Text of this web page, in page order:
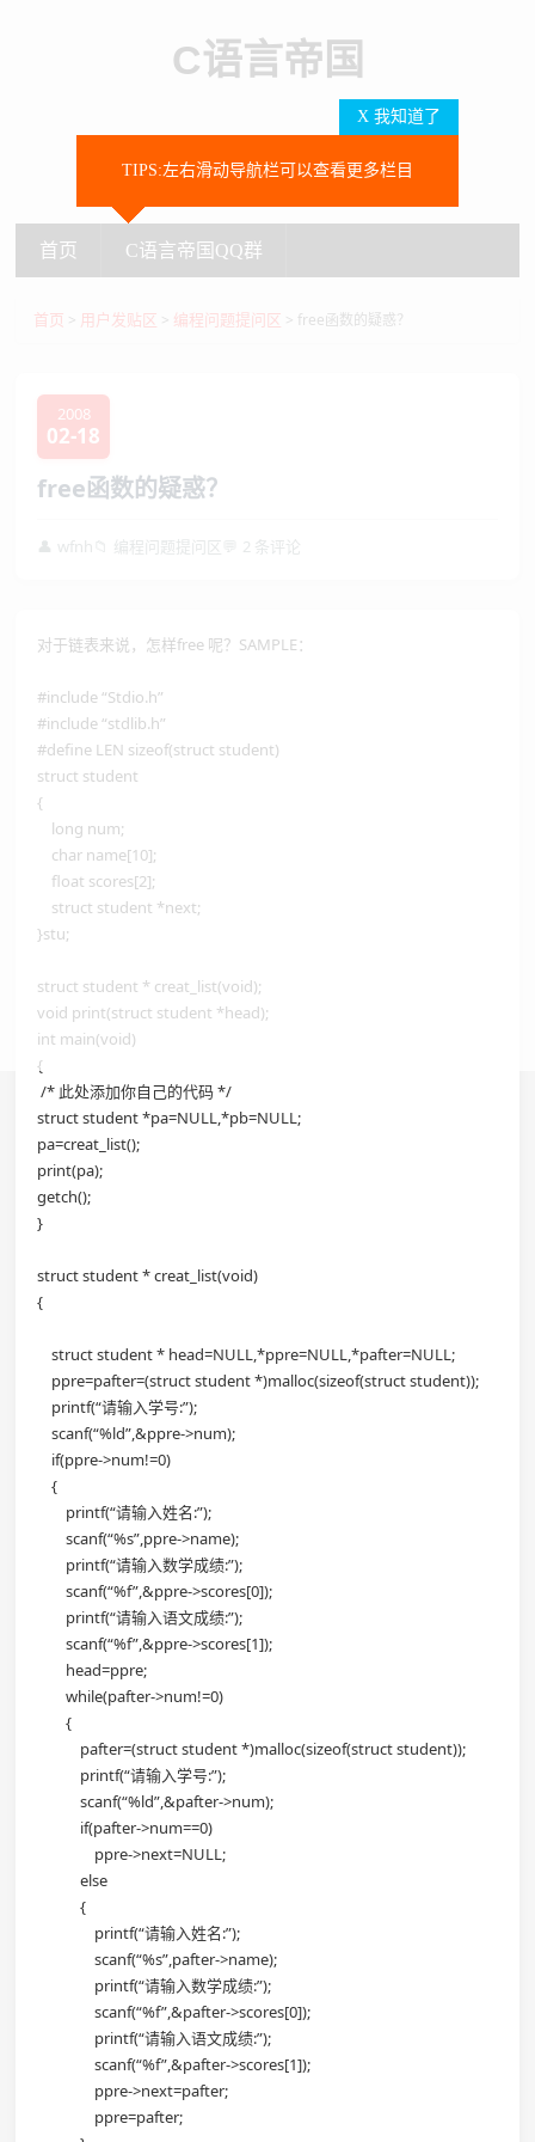
C语言帝国
SEARCH
X 我知道了
TIPS:左右滑动导航栏可以查看更多栏目
首页 C语言帝国QQ群
首页 > 用户发贴区 > 编程问题提问区 > free函数的疑惑？
2008
02-18
free函数的疑惑？
👤 wfnh 编程问题提问区 💬 2 条评论
对于链表来说，怎样free 呢？SAMPLE：
#include “Stdio.h”
#include “stdlib.h”
#define LEN sizeof(struct student)
struct student
{
long num;
char name[10];
float scores[2];
struct student *next;
}stu;
struct student * creat_list(void);
void print(struct student *head);
int main(void)
{
/* 此处添加你自己的代码 */
struct student *pa=NULL,*pb=NULL;
pa=creat_list();
print(pa);
getch();
}
struct student * creat_list(void)
{
struct student * head=NULL,*ppre=NULL,*pafter=NULL;
ppre=pafter=(struct student *)malloc(sizeof(struct student));
printf(“请输入学号:”);
scanf(“%ld”,&ppre->num);
if(ppre->num!=0)
{
printf(“请输入姓名:”);
scanf(“%s”,ppre->name);
printf(“请输入数学成绩:”);
scanf(“%f”,&ppre->scores[0]);
printf(“请输入语文成绩:”);
scanf(“%f”,&ppre->scores[1]);
head=ppre;
while(pafter->num!=0)
{
pafter=(struct student *)malloc(sizeof(struct student));
printf(“请输入学号:”);
scanf(“%ld”,&pafter->num);
if(pafter->num==0)
ppre->next=NULL;
else
{
printf(“请输入姓名:”);
scanf(“%s”,pafter->name);
printf(“请输入数学成绩:”);
scanf(“%f”,&pafter->scores[0]);
printf(“请输入语文成绩:”);
scanf(“%f”,&pafter->scores[1]);
ppre->next=pafter;
ppre=pafter;